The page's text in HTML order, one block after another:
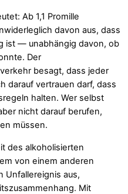
Ab 1,1 Promille
davon aus, dass
ist — unabhängig davon, ob
Der
besagt, dass jeder
darauf vertrauen darf, dass
halten. Wer selbst
nicht darauf berufen,
müssen.
des alkoholisierten
von einem anderen
Unfallereignis aus,
Mit